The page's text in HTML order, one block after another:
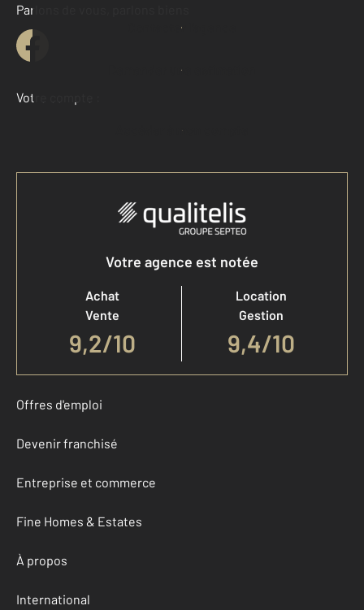
Contacter l'agence
Demander une estimation
Parlons de vous, parlons biens
Votre compte :
Accéder à mon compte
Votre agence est notée
Achat
Vente
9,2/10
Location
Gestion
9,4/10
Offres d'emploi
Devenir franchisé
Entreprise et commerce
Fine Homes & Estates
À propos
International